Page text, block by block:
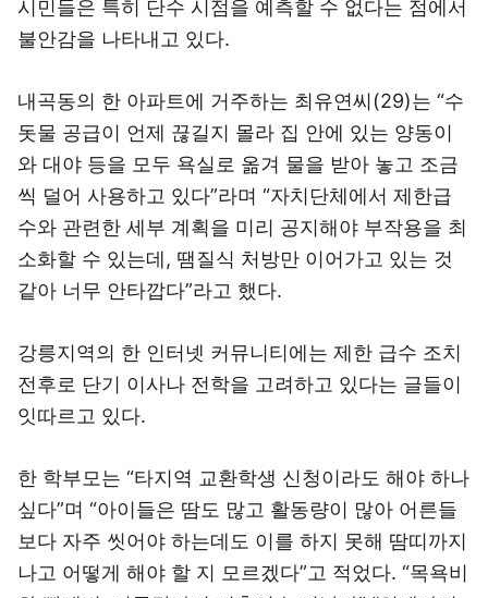
시민들은 특히 단수 시점을 예측할 수 없다는 점에서
불안감을 나타내고 있다.
내곡동의 한 아파트에 거주하는 최유연씨(29)는 “수
돗물 공급이 언제 끊길지 몰라 집 안에 있는 양동이
와 대야 등을 모두 욕실로 옮겨 물을 받아 놓고 조금
씩 덜어 사용하고 있다”라며 “자치단체에서 제한급
수와 관련한 세부 계획을 미리 공지해야 부작용을 최
소화할 수 있는데, 땜질식 처방만 이어가고 있는 것
같아 너무 안타깝다”라고 했다.
강릉지역의 한 인터넷 커뮤니티에는 제한 급수 조치
전후로 단기 이사나 전학을 고려하고 있다는 글들이
잇따르고 있다.
한 학부모는 “타지역 교환학생 신청이라도 해야 하나
싶다”며 “아이들은 땀도 많고 활동량이 많아 어른들
보다 자주 씻어야 하는데도 이를 하지 못해 땀띠까지
나고 어떻게 해야 할 지 모르겠다”고 적었다. “목욕비